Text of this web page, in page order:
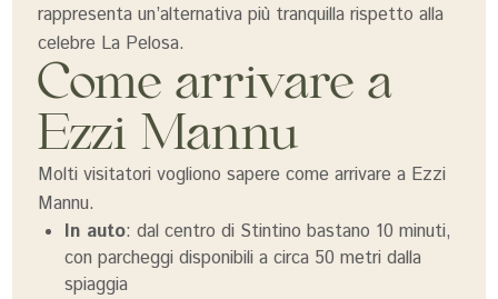
rappresenta un’alternativa più tranquilla rispetto alla
celebre La Pelosa.
Come arrivare a
Ezzi Mannu
Molti visitatori vogliono sapere come arrivare a Ezzi
Mannu.
In auto: dal centro di Stintino bastano 10 minuti,
con parcheggi disponibili a circa 50 metri dalla
spiaggia